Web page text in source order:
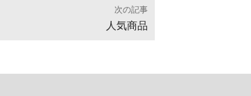
次の記事
人気商品